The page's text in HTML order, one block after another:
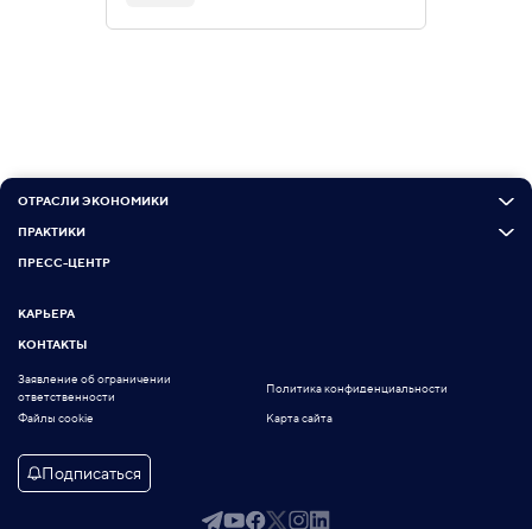
ОТРАСЛИ ЭКОНОМИКИ
ПРАКТИКИ
ПРЕСС-ЦЕНТР
КАРЬЕРА
КОНТАКТЫ
Заявление об ограничении
ответственности
Политика конфиденциальности
Файлы cookie Карта сайта
Подписаться